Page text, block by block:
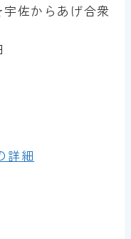
佐からあげ合衆
詳細